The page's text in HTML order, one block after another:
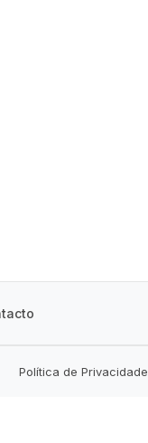
Política de Privacidade